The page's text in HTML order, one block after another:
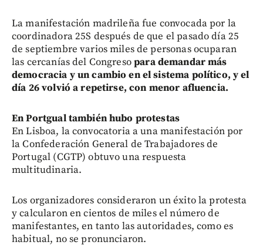
La manifestación madrileña fue convocada por la
coordinadora 25S después de que el pasado día 25
de septiembre varios miles de personas ocuparan
las cercanías del Congresopara demandar más
democracia y un cambio en el sistema político, y el
día 26 volvió a repetirse, con menor afluencia.
En Portgual también hubo protestas
En Lisboa, la convocatoria a una manifestación por
la Confederación General de Trabajadores de
Portugal (CGTP) obtuvo una respuesta
multitudinaria.
Los organizadores consideraron un éxito la protesta
y calcularon en cientos de miles el número de
manifestantes, en tanto las autoridades, como es
habitual, no se pronunciaron.